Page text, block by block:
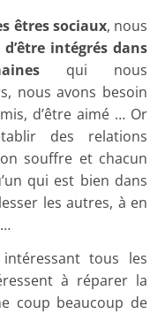
êtres sociaux, nous
intégrés dans
qui nous
nous avons besoin
d’être aimé … Or
des relations
souffre et chacun
qui est bien dans
les autres, à en
tous les
à réparer la
coup beaucoup de